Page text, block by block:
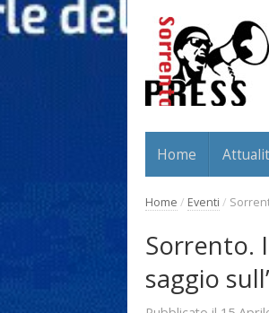
Home
Home / Eventi /
Sorrento.
saggio